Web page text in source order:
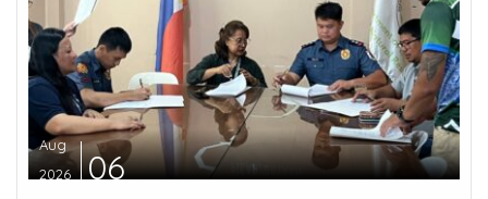
Aug
2026
06